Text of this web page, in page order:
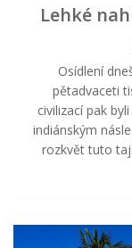
Lehké
Osídlení
pětadvaceti
civilizací pak
indiánským
rozkvět tuto